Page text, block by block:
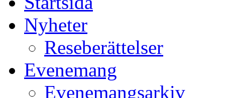
Nyheter
Reseberättelser
Evenemang
Evenemangsarkiv